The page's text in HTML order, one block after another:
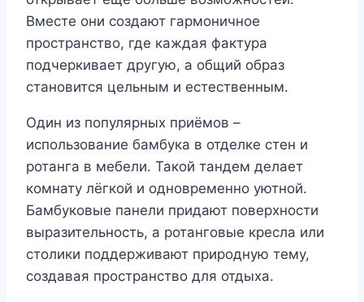
Вместе они создают гармоничное
пространство, где каждая фактура
подчеркивает другую, а общий образ
становится цельным и естественным.
Один из популярных приёмов –
использование бамбука в отделке стен и
ротанга в мебели. Такой тандем делает
комнату лёгкой и одновременно уютной.
Бамбуковые панели придают поверхности
выразительность, а ротанговые кресла или
столики поддерживают природную тему,
создавая пространство для отдыха.